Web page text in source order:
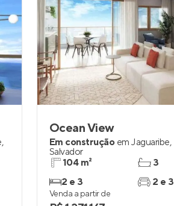
,
Ocean View
Em construção em Jaguaribe,
Salvador
104 m²
2 e 3
3
2 e 3
Venda a partir de